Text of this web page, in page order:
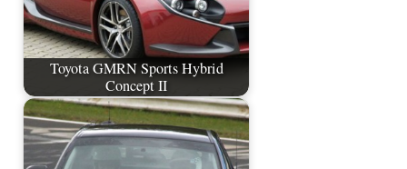
Toyota GMRN Sports Hybrid
Concept II